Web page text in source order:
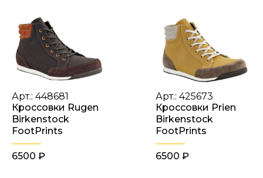
Арт.: 448681
Кроссовки Rugen
Birkenstock
FootPrints
6500 ₽
Арт.: 425673
Кроссовки Prien
Birkenstock
FootPrints
6500 ₽